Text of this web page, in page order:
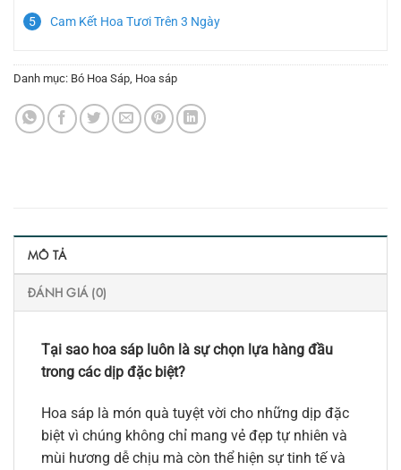
Cam Kết Hoa Tươi Trên 3 Ngày
Danh mục: Bó Hoa Sáp, Hoa sáp
MÔ TẢ
ĐÁNH GIÁ (0)
Tại sao hoa sáp luôn là sự chọn lựa hàng đầu
trong các dịp đặc biệt?
Hoa sáp là món quà tuyệt vời cho những dịp đặc
biệt vì chúng không chỉ mang vẻ đẹp tự nhiên và
mùi hương dễ chịu mà còn thể hiện sự tinh tế và